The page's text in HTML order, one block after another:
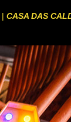
| CASA DAS